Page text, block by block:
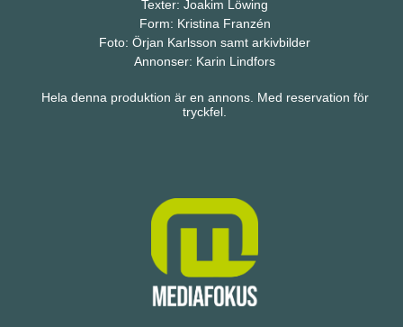
Texter: Joakim Löwing
Form: Kristina Franzén
Foto: Örjan Karlsson samt arkivbilder
Annonser: Karin Lindfors
Hela denna produktion är en annons. Med reservation för
tryckfel.